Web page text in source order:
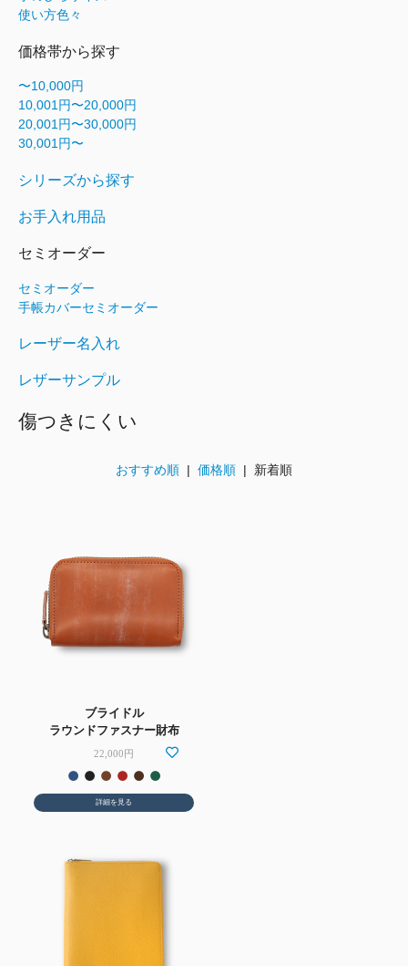
使い方色々
価格帯から探す
〜10,000円
10,001円〜20,000円
20,001円〜30,000円
30,001円〜
シリーズから探す
お手入れ用品
セミオーダー
セミオーダー
手帳カバーセミオーダー
レーザー名入れ
レザーサンプル
傷つきにくい
おすすめ順 | 価格順 | 新着順
ブライドル
ラウンドファスナー財布
22,000円
詳細を見る